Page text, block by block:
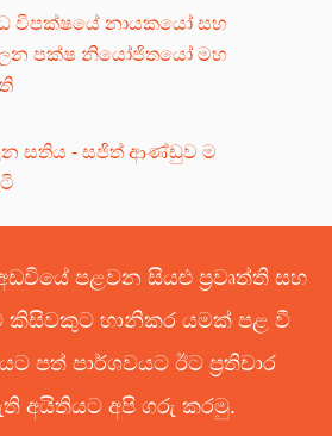
විපක්ෂයේ නායකයෝ සහ
පක්ෂ නියෝජිතයෝ මහ
සතිය - සජිත් ආණ්ඩුව ම
අඩවියේ පළවන සියළු ප්‍රවෘත්ති සහ
කිසිවකුට හානිකර යමක් පළ වී
පත් පාර්ශවයට ඊට ප්‍රතිචාර
අයිතියට අපි ගරු කරමු.